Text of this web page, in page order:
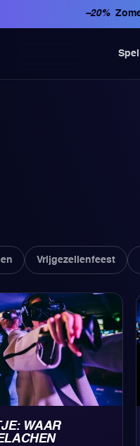
−20%
Vrijgezellenfeest
WAAR